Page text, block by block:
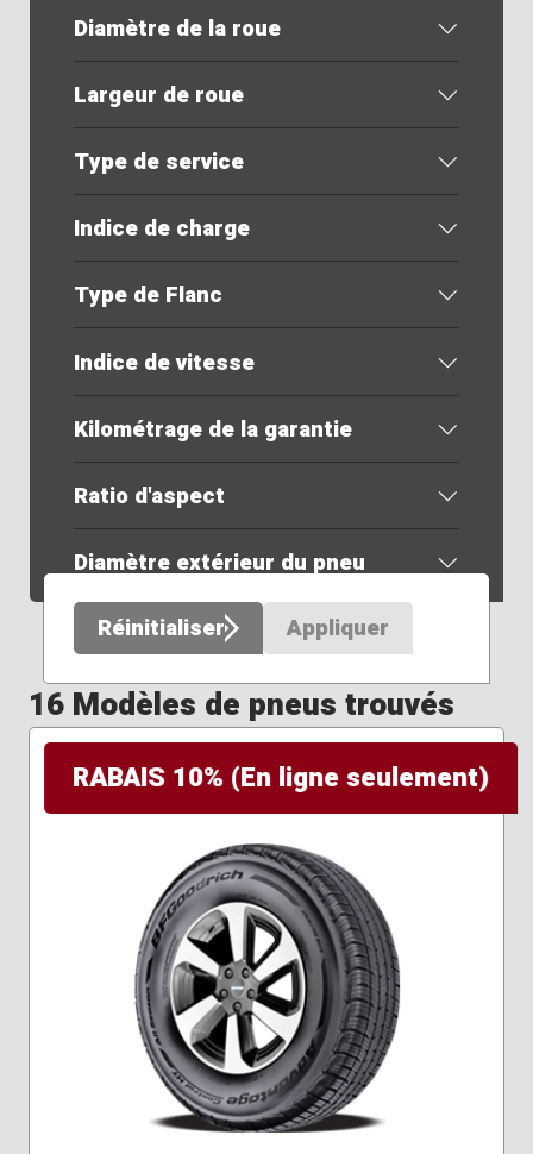
Diamètre de la roue
Largeur de roue
Type de service
Indice de charge
Type de Flanc
Indice de vitesse
Kilométrage de la garantie
Ratio d'aspect
Diamètre extérieur du pneu
Réinitialiser
Appliquer
16 Modèles de pneus trouvés
RABAIS 10% (En ligne seulement)